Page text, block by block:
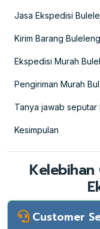
Jasa Ekspedisi
Kirim Barang
Ekspedisi Murah
Pengiriman Murah
Tanya jawab
Kesimpulan
Customer